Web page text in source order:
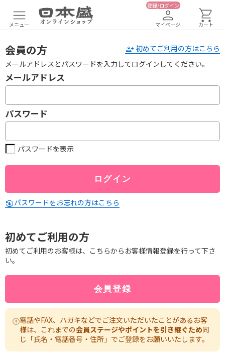
メニュー
登録/ログイン
マイページ カート
初めてご利用の方はこちら
会員の方
メールアドレスとパスワードを入力してログインしてください。
メールアドレス
パスワード
パスワードを表示
パスワードをお忘れの方はこちら
初めてご利用の方
初めてご利用のお客様は、こちらからお客様情報登録を行って下さ
い。
電話やFAX、ハガキなどでご注文いただいたことがあるお客
様は、これまでの会員ステージやポイントを引き継ぐため同
じ「氏名・電話番号・住所」でご登録をお願いいたします。